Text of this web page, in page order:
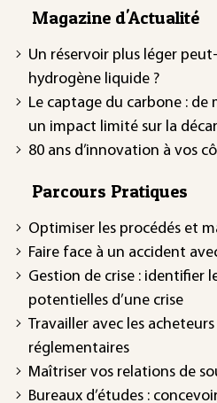
Magazine d'Actualité
Un réservoir plus léger
hydrogène liquide ?
Le captage du carbone :
un impact limité sur la
80 ans d’innovation à vos
Parcours Pratiques
Optimiser les procédés et
Faire face à un accident
Gestion de crise : identifier
potentielles d’une crise
Travailler avec les
réglementaires
Maîtriser vos relations de
Bureaux d’études :